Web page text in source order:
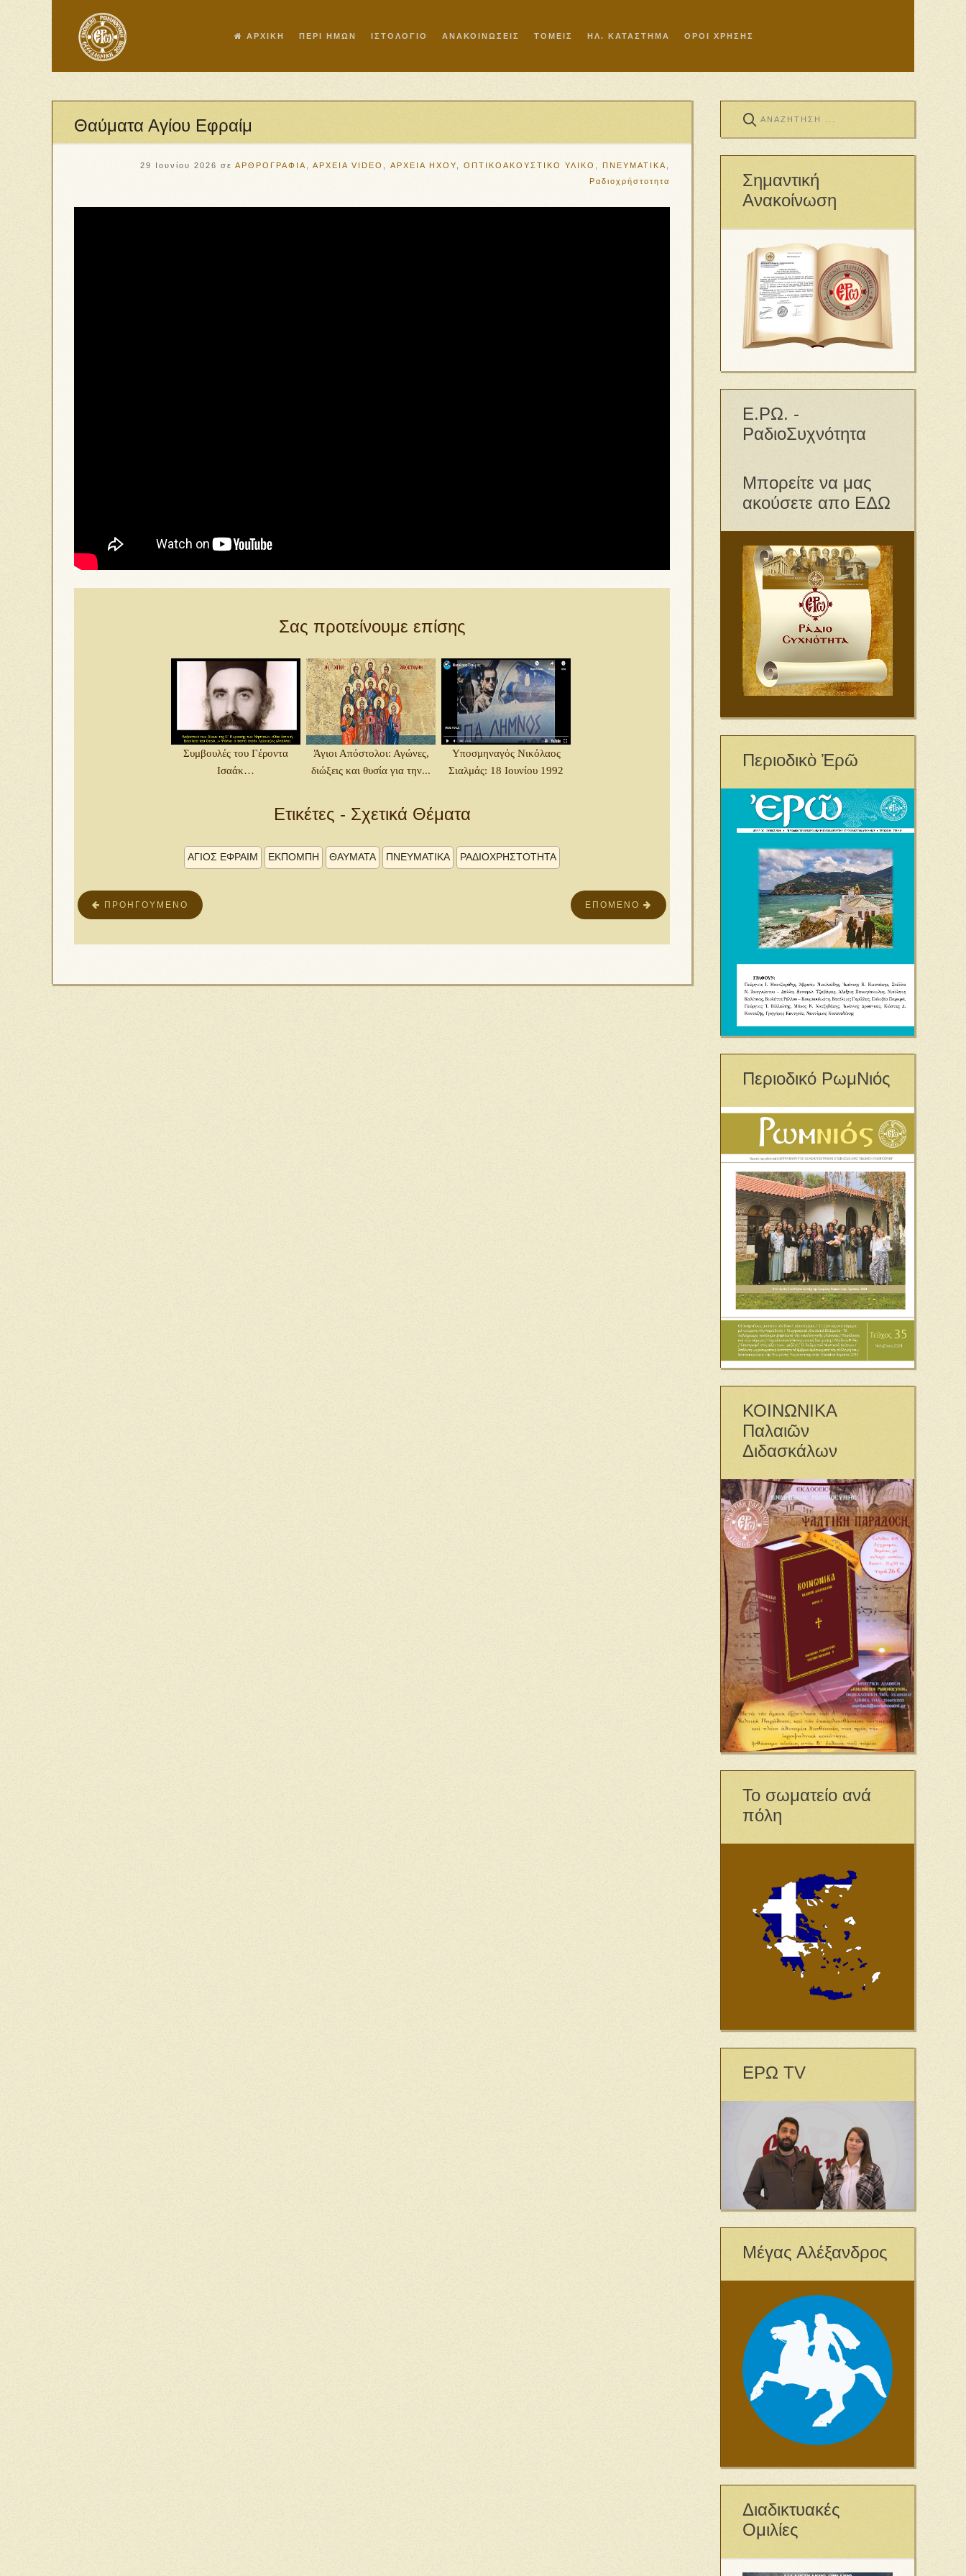
ΑΡΧΙΚΗ ΠΕΡΙ ΗΜΩΝ ΙΣΤΟΛΟΓΙΟ ΑΝΑΚΟΙΝΩΣΕΙΣ ΤΟΜΕΙΣ ΗΛ. ΚΑΤΑΣΤΗΜΑ ΟΡΟΙ ΧΡΗΣΗΣ
Θαύματα Αγίου Εφραίμ
29 Ιουνίου 2026 σε ΑΡΘΡΟΓΡΑΦΙΑ ΑΡΧΕΙΑ VIDEO ΑΡΧΕΙΑ ΗΧΟΥ ΟΠΤΙΚΟΑΚΟΥΣΤΙΚΟ ΥΛΙΚΟ ΠΝΕΥΜΑΤΙΚΑ
Ραδιοχρήστοτητα
Σας προτείνουμε επίσης
Συμβουλές του Γέροντα
Ισαάκ…
Άγιοι Απόστολοι: Αγώνες,
διώξεις και θυσία για την...
Υποσμηναγός Νικόλαος
Σιαλμάς: 18 Ιουνίου 1992
Ετικέτες - Σχετικά Θέματα
ΑΓΙΟΣ ΕΦΡΑΙΜ ΕΚΠΟΜΠΉ ΘΑΥΜΑΤΑ ΠΝΕΥΜΑΤΙΚΑ ΡΑΔΙΟΧΡΗΣΤΟΤΗΤΑ
ΕΠΌΜΕΝΟ
ΠΡΟΗΓΟΎΜΕΝΟ
Σημαντική
Ανακοίνωση
Ε.ΡΩ. -
ΡαδιοΣυχνότητα
Μπορείτε να μας
ακούσετε απο ΕΔΩ
Περιοδικὸ Ἐρῶ
Περιοδικό ΡωμΝιός
ΚΟΙΝΩΝΙΚΑ
Παλαιῶν
Διδασκάλων
Το σωματείο ανά
πόλη
ΕΡΩ TV
Μέγας Αλέξανδρος
Διαδικτυακές
Ομιλίες